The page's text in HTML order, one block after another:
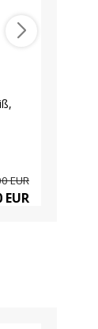
EUR
EUR